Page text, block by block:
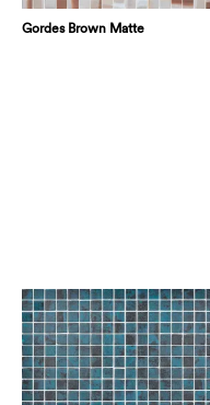
Gordes Brown Matte